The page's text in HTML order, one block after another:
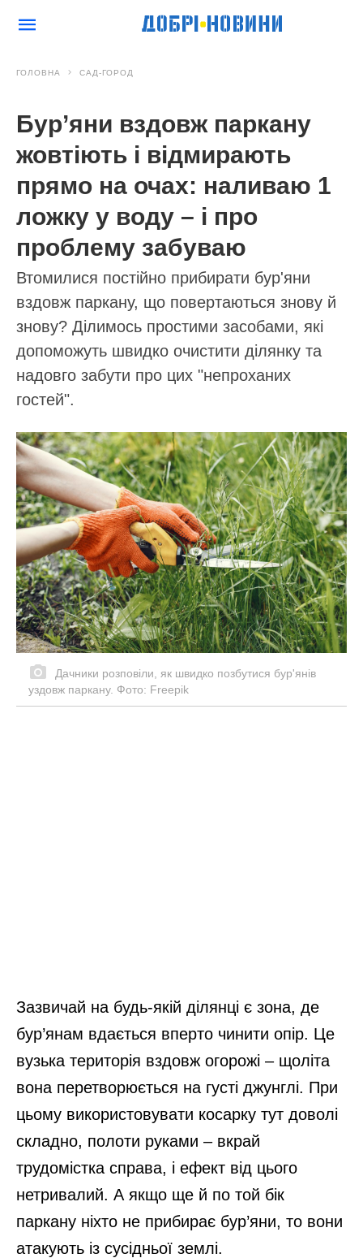
ГОЛОВНА САД-ГОРОД
Бур’яни вздовж паркану
жовтіють і відмирають
прямо на очах: наливаю 1
ложку у воду – і про
проблему забуваю
Втомилися постійно прибирати бур'яни
вздовж паркану, що повертаються знову й
знову? Ділимось простими засобами, які
допоможуть швидко очистити ділянку та
надовго забути про цих "непроханих
гостей".
Дачники розповіли, як швидко позбутися бур'янів
уздовж паркану. Фото: Freepik
Зазвичай на будь-якій ділянці є зона, де
бур’янам вдається вперто чинити опір. Це
вузька територія вздовж огорожі – щоліта
вона перетворюється на густі джунглі. При
цьому використовувати косарку тут доволі
складно, полоти руками – вкрай
трудомістка справа, і ефект від цього
нетривалий. А якщо ще й по той бік
паркану ніхто не прибирає бур’яни, то вони
атакують із сусідньої землі.